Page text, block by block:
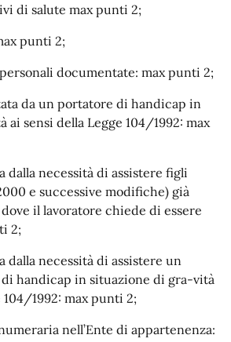
di salute max punti 2;
punti 2;
documentate: max punti 2;
da un portatore di handicap in
ai sensi della Legge 104/1992: max
dalla necessità di assistere figli
e successive modifiche) già
il lavoratore chiede di essere
2;
dalla necessità di assistere un
handicap in situazione di gra-vità
104/1992: max punti 2;
nell’Ente di appartenenza: